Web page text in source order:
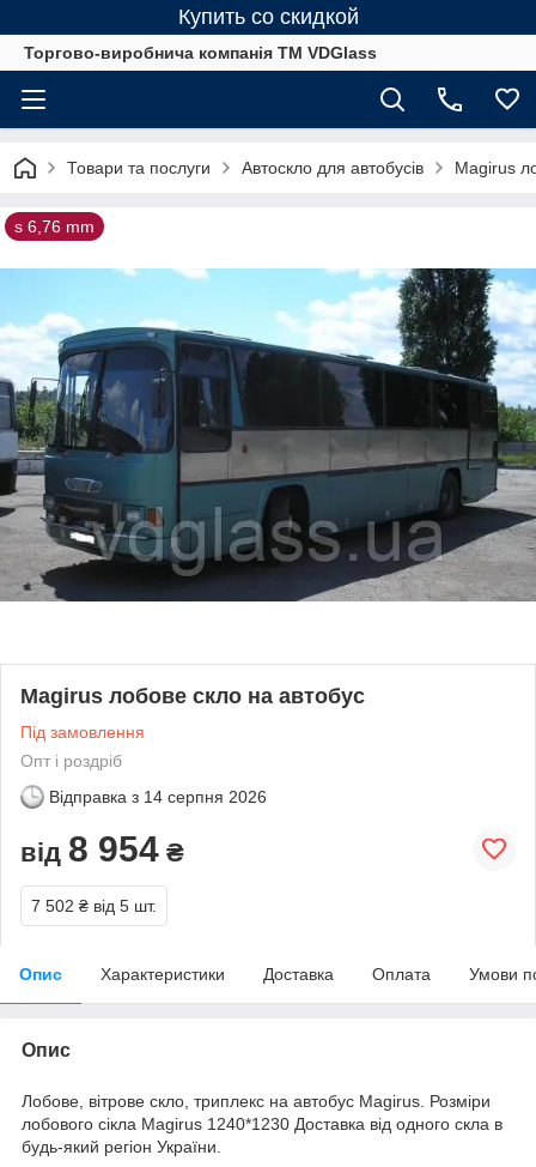
Купить со скидкой
Торгово-виробнича компанія ТМ VDGlass
Товари та послуги Автоскло для автобуcів Magirus
s 6,76 mm
Magirus лобове скло на автобус
Під замовлення
Опт і роздріб
Відправка з 14 серпня 2026
від 8 954 ₴
7 502 ₴ від 5 шт.
Опис Характеристики Доставка Оплата Умови
Опис
Лобове, вітрове скло, триплекс на автобус Magirus. Розміри
лобового сікла Magirus 1240*1230 Доставка від одного скла в
будь-який регіон України.